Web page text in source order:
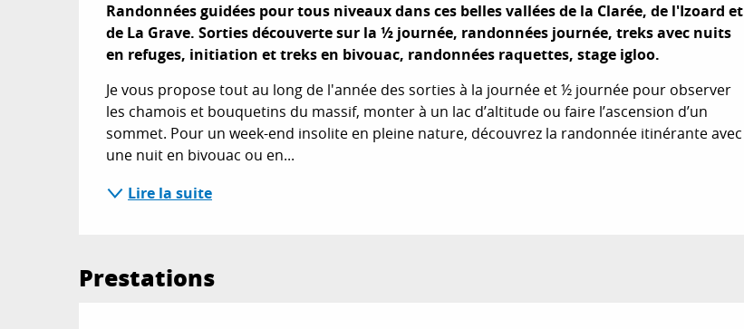
Randonnées guidées pour tous niveaux dans ces belles vallées de la Clarée, de l'Izoard et
de La Grave. Sorties découverte sur la ½ journée, randonnées journée, treks avec nuits
en refuges, initiation et treks en bivouac, randonnées raquettes, stage igloo.
Je vous propose tout au long de l'année des sorties à la journée et ½ journée pour observer
les chamois et bouquetins du massif, monter à un lac d’altitude ou faire l’ascension d’un
sommet. Pour un week-end insolite en pleine nature, découvrez la randonnée itinérante avec
une nuit en bivouac ou en...
Lire la suite
Prestations